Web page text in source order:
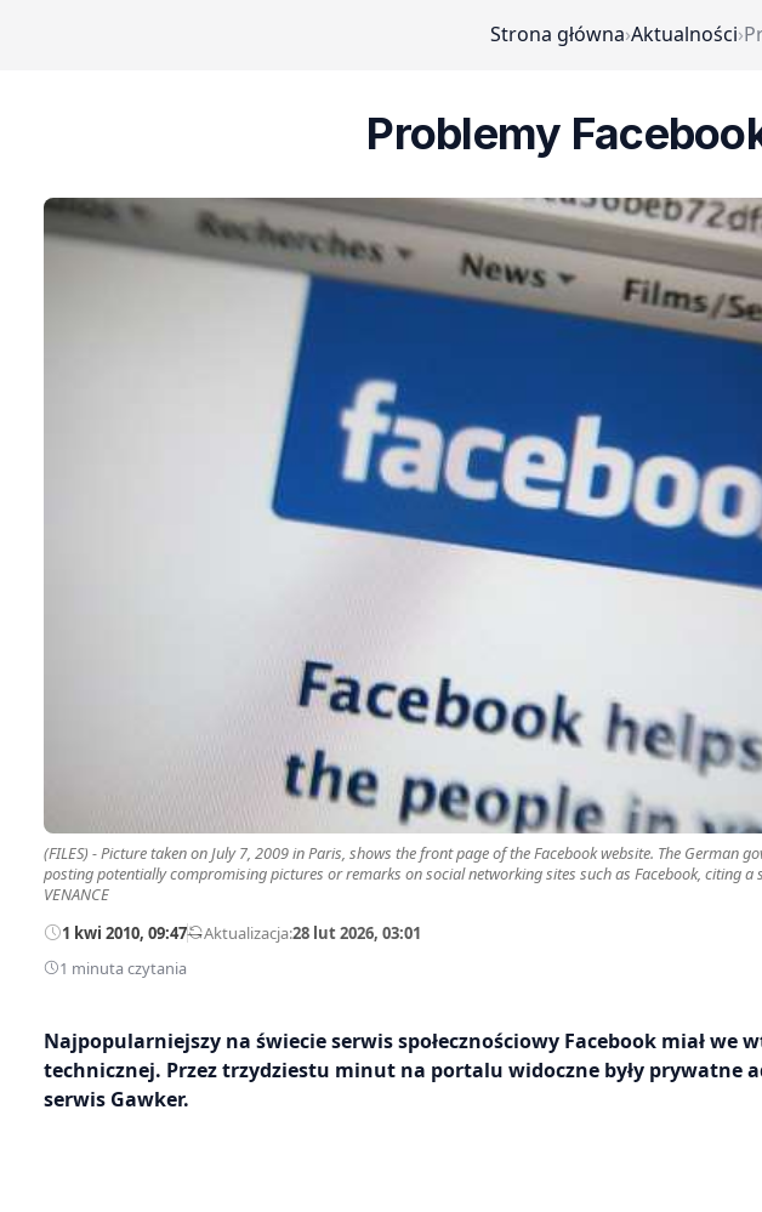
Strona główna›Aktualności›
Problemy
(FILES) - Picture taken on July 7, 2009 in Paris, shows the front page of the Facebook website. The German
posting potentially compromising pictures or remarks on social networking sites such as Facebook, citing a
VENANCE
1 kwi 2010, 09:47—Aktualizacja:28 lut 2026, 03:01
1 minuta czytania
Najpopularniejszy na świecie serwis społecznościowy Facebook miał we
technicznej. Przez trzydziestu minut na portalu widoczne były prywatne
serwis Gawker.